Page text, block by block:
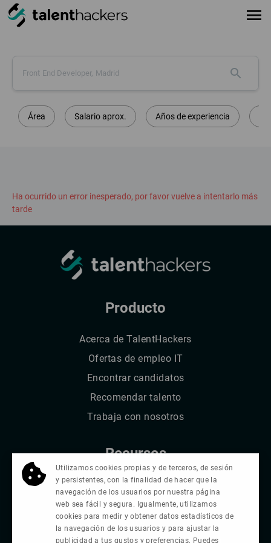
menu
search
Área Salario aprox. Años de experiencia
Ha ocurrido un error inesperado, por favor vuelve a intentarlo más
tarde
Producto
Acerca de TalentHackers
Ofertas de empleo IT
Encontrar candidatos
Recomendar talento
Trabaja con nosotros
Recursos
Blog
Comunidad Circular de IT Recruiters
FAQs
Utilizamos cookies propias y de terceros, de sesión
y persistentes, con la finalidad de hacer que la
navegación de los usuarios por nuestra página
web sea fácil y segura. Igualmente, utilizamos
cookies para medir y obtener datos estadísticos de
la navegación de los usuarios y para ajustar la
publicidad a tus gustos y preferencias. Puedes